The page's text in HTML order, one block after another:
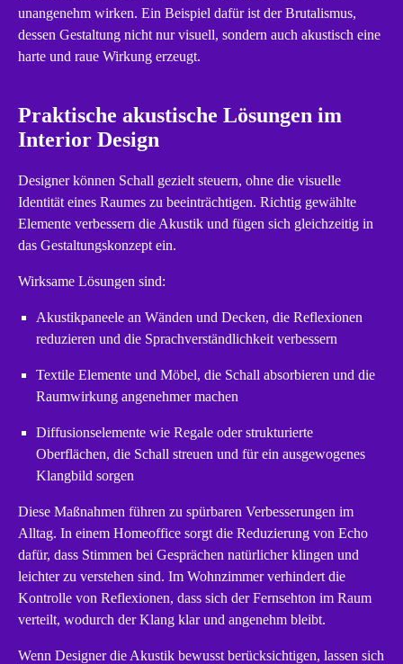
unangenehm wirken. Ein Beispiel dafür ist der Brutalismus,
dessen Gestaltung nicht nur visuell, sondern auch akustisch eine
harte und raue Wirkung erzeugt.
Praktische akustische Lösungen im
Interior Design
Designer können Schall gezielt steuern, ohne die visuelle
Identität eines Raumes zu beeinträchtigen. Richtig gewählte
Elemente verbessern die Akustik und fügen sich gleichzeitig in
das Gestaltungskonzept ein.
Wirksame Lösungen sind:
Akustikpaneele an Wänden und Decken, die Reflexionen
reduzieren und die Sprachverständlichkeit verbessern
Textile Elemente und Möbel, die Schall absorbieren und die
Raumwirkung angenehmer machen
Diffusionselemente wie Regale oder strukturierte
Oberflächen, die Schall streuen und für ein ausgewogenes
Klangbild sorgen
Diese Maßnahmen führen zu spürbaren Verbesserungen im
Alltag. In einem Homeoffice sorgt die Reduzierung von Echo
dafür, dass Stimmen bei Gesprächen natürlicher klingen und
leichter zu verstehen sind. Im Wohnzimmer verhindert die
Kontrolle von Reflexionen, dass sich der Fernsehton im Raum
verteilt, wodurch der Klang klar und angenehm bleibt.
Wenn Designer die Akustik bewusst berücksichtigen, lassen sich